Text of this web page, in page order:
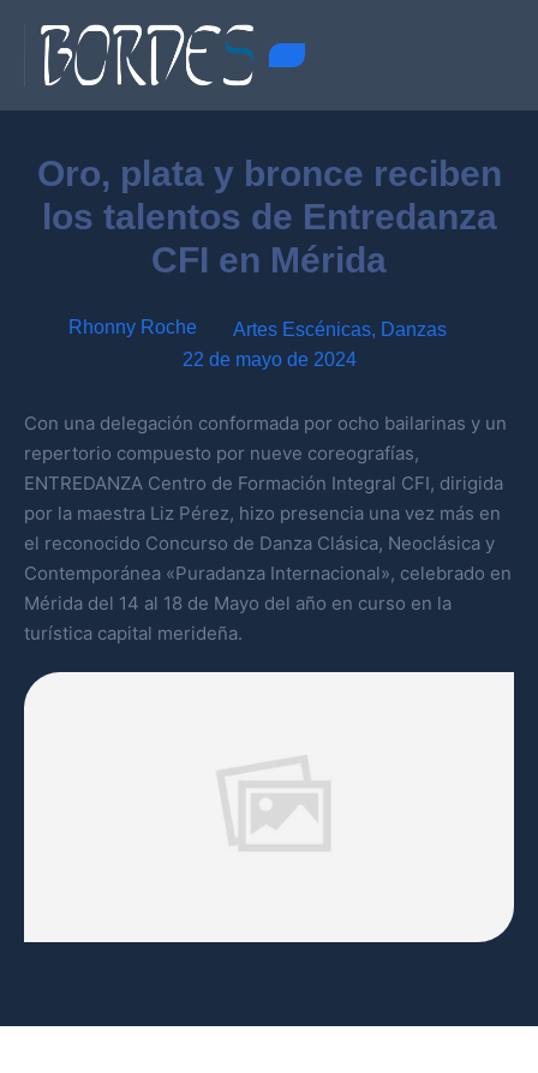
Oro, plata y bronce reciben
los talentos de Entredanza
CFI en Mérida
Rhonny Roche Artes Escénicas, Danzas
22 de mayo de 2024
Con una delegación conformada por ocho bailarinas y un
repertorio compuesto por nueve coreografías,
ENTREDANZA Centro de Formación Integral CFI, dirigida
por la maestra Liz Pérez, hizo presencia una vez más en
el reconocido Concurso de Danza Clásica, Neoclásica y
Contemporánea «Puradanza Internacional», celebrado en
Mérida del 14 al 18 de Mayo del año en curso en la
turística capital merideña.